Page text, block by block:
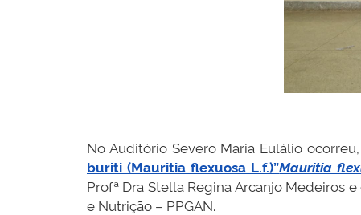
No Auditório Severo Maria Eulálio
buriti (Mauritia flexuosa L.f.)”Mauritia
Profª Dra Stella Regina Arcanjo Medeiros
e Nutrição – PPGAN.